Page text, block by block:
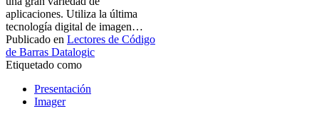
aplicaciones. Utiliza la última
tecnología digital de imagen…
Publicado en Lectores de Código
de Barras Datalogic
Etiquetado como
Presentación
Imager